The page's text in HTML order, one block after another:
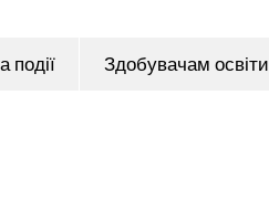
події Здобувачам освіти